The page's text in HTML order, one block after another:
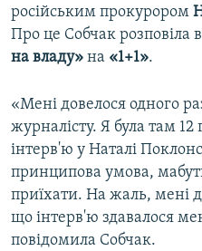
російським прокурором
Про це Собчак розповіла
на владу» на «1+1».
«Мені довелося одного
журналісту. Я була там
інтерв'ю у Наталі
принципова умова,
приїхати. На жаль, мені
що інтерв'ю здавалося
повідомила Собчак.